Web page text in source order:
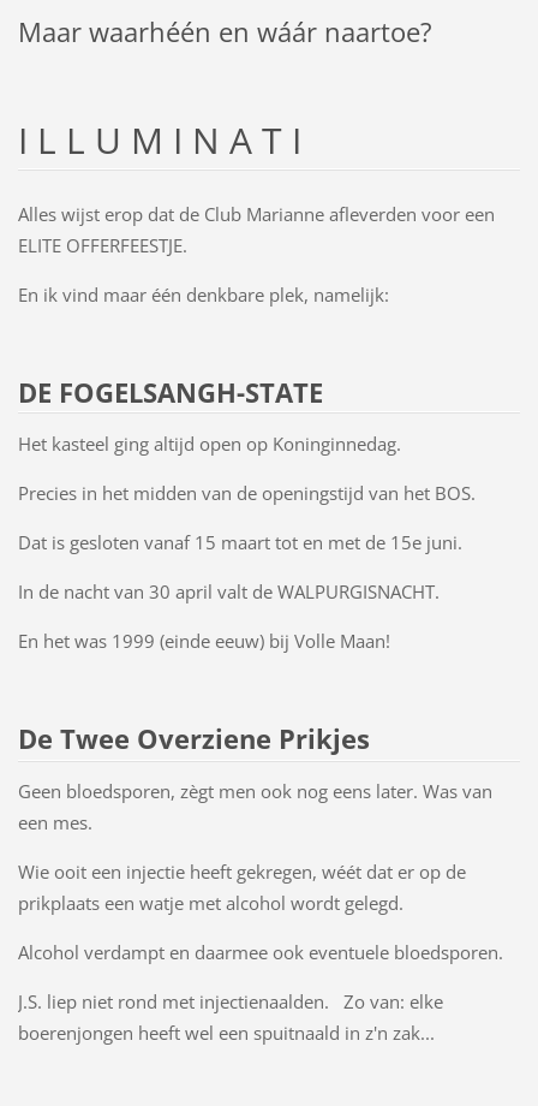
Maar waarhéén en wáár naartoe?
I L L U M I N A T I
Alles wijst erop dat de Club Marianne afleverden voor een
ELITE OFFERFEESTJE.
En ik vind maar één denkbare plek, namelijk:
DE FOGELSANGH-STATE
Het kasteel ging altijd open op Koninginnedag.
Precies in het midden van de openingstijd van het BOS.
Dat is gesloten vanaf 15 maart tot en met de 15e juni.
In de nacht van 30 april valt de WALPURGISNACHT.
En het was 1999 (einde eeuw) bij Volle Maan!
De Twee Overziene Prikjes
Geen bloedsporen, zègt men ook nog eens later. Was van
een mes.
Wie ooit een injectie heeft gekregen, wéét dat er op de
prikplaats een watje met alcohol wordt gelegd.
Alcohol verdampt en daarmee ook eventuele bloedsporen.
J.S. liep niet rond met injectienaalden. Zo van: elke
boerenjongen heeft wel een spuitnaald in z'n zak...